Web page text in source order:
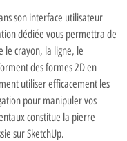
son interface utilisateur
dédiée vous permettra de
le crayon, la ligne, le
des formes 2D en
utiliser efficacement les
pour manipuler vos
constitue la pierre
sur SketchUp.